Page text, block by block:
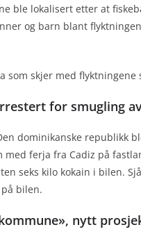
ble lokalisert etter at
og barn blant
som skjer med
for smugling
dominikanske republikk
med ferja fra Cadiz på
seks kilo kokain i bilen.
bilen.
nytt